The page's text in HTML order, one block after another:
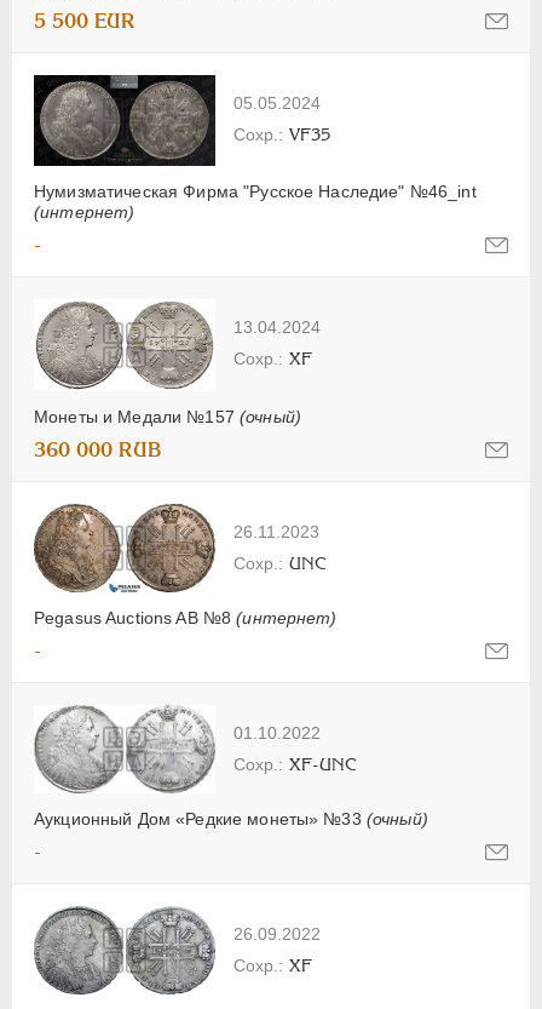
5 500 EUR
05.05.2024
Нумизматическая Фирма "Русское Наследие" №46_int
(интернет)
VF35
-
13.04.2024
Монеты и Медали №157 (очный)
XF
360 000 RUB
26.11.2023
Pegasus Auctions AB №8(интернет)
UNC
-
01.10.2022
Аукционный Дом «Редкие монеты» №33 (очный)
XF-UNC
-
26.09.2022
XF